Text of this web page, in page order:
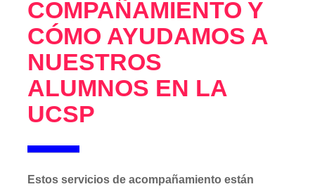
COMPAÑAMIENTO Y
CÓMO AYUDAMOS A
NUESTROS
ALUMNOS EN LA
UCSP
Estos servicios de acompañamiento están